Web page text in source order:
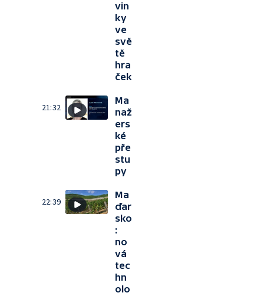
vin
ky
ve
svě
tě
hra
ček
21:32
Ma
naž
ers
ké
pře
stu
py
22:39
Ma
ďar
sko
:
no
vá
tec
hn
olo